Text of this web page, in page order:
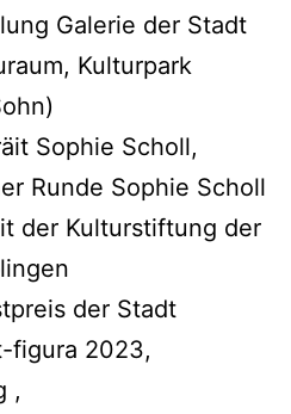
Galerie der Stadt
Kulturpark
Sophie Scholl,
Runde Sophie Scholl
der Kulturstiftung der
der Stadt
figura 2023,
,